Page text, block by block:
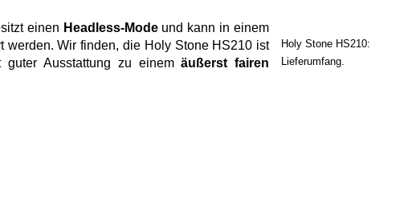
Holy Stone HS210:
Lieferumfang.
einen Headless-Modeund kann in einem
werden. Wir finden, die Holy Stone HS210 ist
guter Ausstattung zu einemäußerst fairen